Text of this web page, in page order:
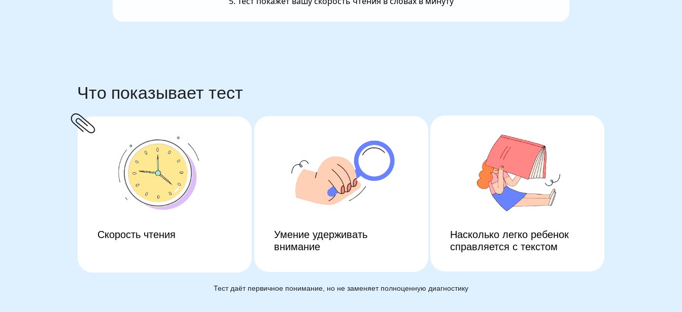
Умение удерживать
внимание
Тест даёт первичное понимание, но не заменяет полноценную диагностику
Что показывает тест
Насколько легко ребенок
справляется с текстом
Скорость чтения